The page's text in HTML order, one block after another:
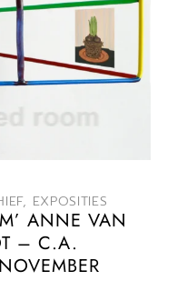
, EXPOSITIES
ANNE VAN
– C.A.